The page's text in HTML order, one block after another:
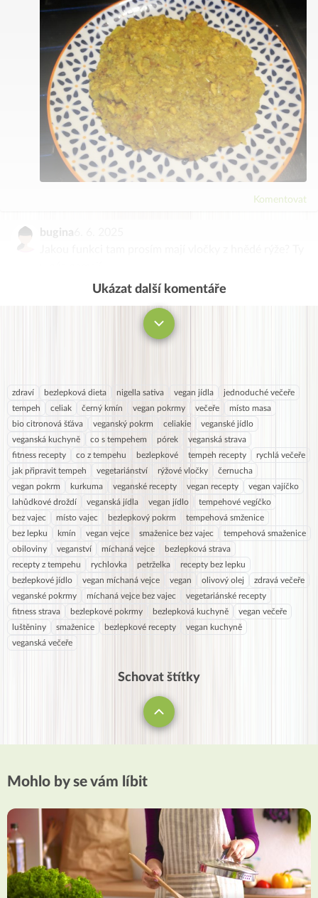
Komentovat
bugina
Ukázat další komentáře
zdraví bezlepková dieta nigella sativa vegan jídla
jednoduché večeře
tempeh
celiak černý kmín vegan pokrmy večeře
místo masa
bio citronová šťáva
veganský pokrm celiakie
veganské jídlo
veganská kuchyně
co s tempehem pórek
veganská strava
fitness recepty
co z tempehu bezlepkové tempeh recepty
rychlá večeře
jak připravit tempeh
vegetariánství rýžové vločky
černucha
vegan pokrm
kurkuma veganské recepty vegan recepty
vegan vajíčko
lahůdkové droždí
veganská jídla vegan jídlo
tempehové vegíčko
bez vajec
místo vajec bezlepkový pokrm
tempehová smženice
bez lepku
kmín vegan vejce smaženice bez vajec
tempehová smaženice
obiloviny
veganství míchaná vejce
bezlepková strava
recepty z tempehu
rychlovka petrželka
recepty bez lepku
bezlepkové jídlo
vegan míchaná vejce vegan olivový olej
zdravá večeře
veganské pokrmy
míchaná vejce bez vajec
vegetariánské recepty
fitness strava
bezlepkové pokrmy bezlepková kuchyně
vegan večeře
luštěniny
smaženice bezlepkové recepty
vegan kuchyně
veganská večeře
Schovat štítky
Mohlo by se vám líbit